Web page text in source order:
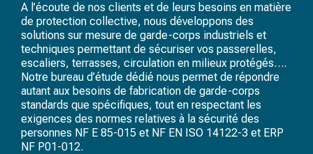
A l’écoute de nos clients et de leurs besoins en matière
de protection collective, nous développons des
solutions sur mesure de garde-corps industriels et
techniques permettant de sécuriser vos passerelles,
escaliers, terrasses, circulation en milieux protégés….
Notre bureau d’étude dédié nous permet de répondre
autant aux besoins de fabrication de garde-corps
standards que spécifiques, tout en respectant les
exigences des normes relatives à la sécurité des
personnes NF E 85-015 et NF EN ISO 14122-3 et ERP
NF P01-012.